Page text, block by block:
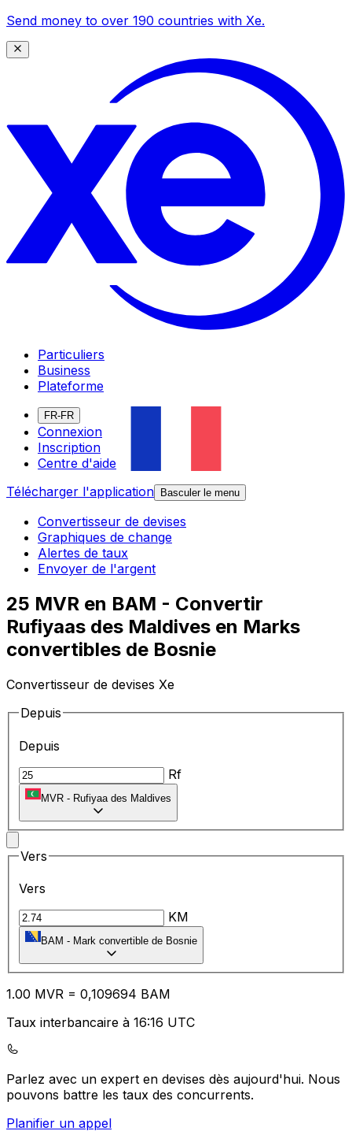
Send money to over 190 countries with Xe.
Particuliers
Business
Plateforme
FR-FR
Connexion
Inscription
Centre d'aide
Télécharger l'application
Basculer le menu
Convertisseur de devises
Graphiques de change
Alertes de taux
Envoyer de l'argent
25 MVR en BAM - Convertir
Rufiyaas des Maldives en Marks
convertibles de Bosnie
Convertisseur de devises Xe
Depuis
Depuis
Rf
MVR - Rufiyaa des Maldives
Vers
Vers
KM
BAM - Mark convertible de Bosnie
1.00 MVR = 0,109694 BAM
Taux interbancaire à 16:16 UTC
Parlez avec un expert en devises dès aujourd'hui. Nous
pouvons battre les taux des concurrents.
Planifier un appel